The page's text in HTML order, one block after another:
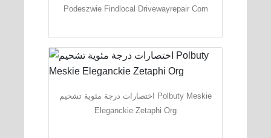
Podeszwie Findlocal Drivewayrepair Com
اختصارات درجة مئوية تشحيم Polbuty Meskie
Eleganckie Zetaphi Org